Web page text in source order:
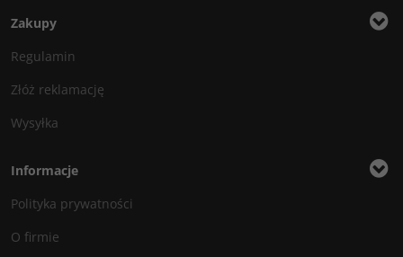
Zakupy
Regulamin
Złóż reklamację
Wysyłka
Informacje
Polityka prywatności
O firmie